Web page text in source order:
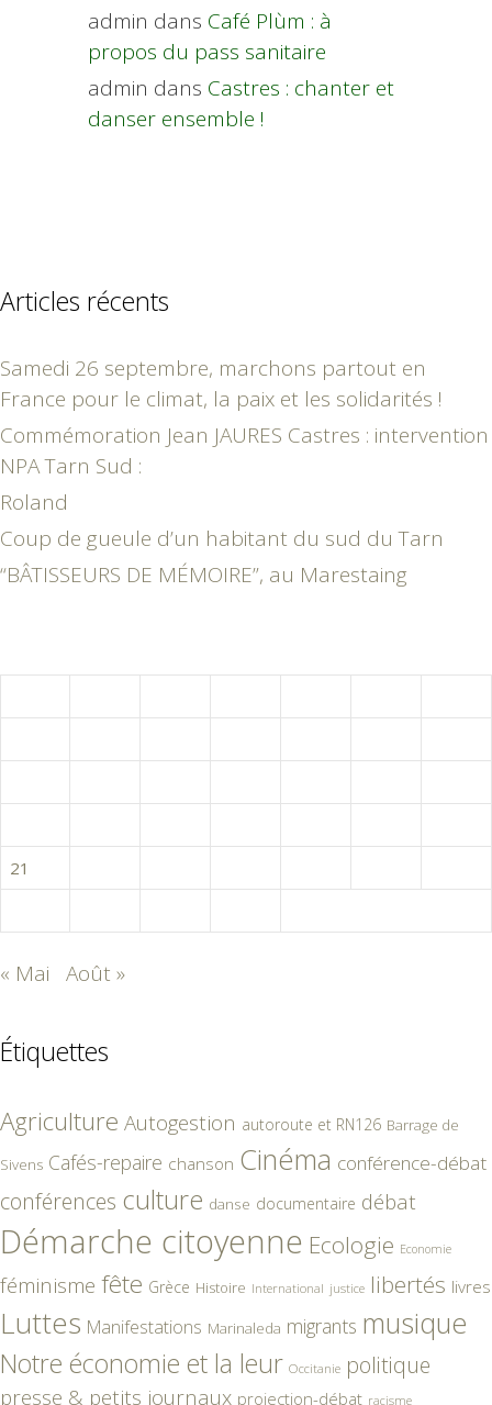
admin dans Café Plùm : à
propos du pass sanitaire
admin dans Castres : chanter et
danser ensemble !
Articles récents
Samedi 26 septembre, marchons partout en
France pour le climat, la paix et les solidarités !
Commémoration Jean JAURES Castres : intervention
NPA Tarn Sud :
Roland
Coup de gueule d’un habitant du sud du Tarn
“BÂTISSEURS DE MÉMOIRE”, au Marestaing
21
« Mai Août »
Étiquettes
Agriculture Autogestion autoroute et RN126 Barrage de
Sivens Cafés-repaire chanson Cinéma conférence-débat
conférences culture danse documentaire débat
Démarche citoyenne Ecologie Economie
féminisme fête Grèce Histoire International justice libertés livres
Luttes Manifestations Marinaleda migrants musique
Notre économie et la leur Occitanie politique
presse & petits journaux projection-débat racisme